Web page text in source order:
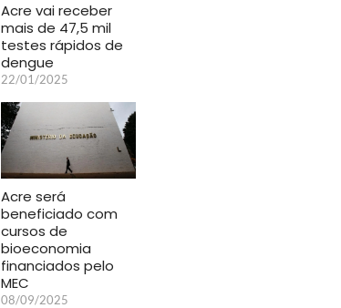
Acre vai receber
mais de 47,5 mil
testes rápidos de
dengue
22/01/2025
Acre será
beneficiado com
cursos de
bioeconomia
financiados pelo
MEC
08/09/2025